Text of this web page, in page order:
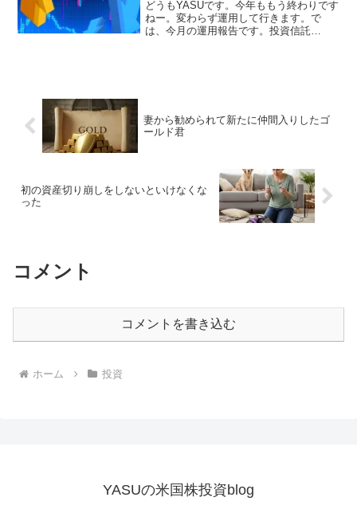
どうもYASUです。今年ももう終わりです
ねー。変わらず運用して行きます。で
は、今月の運用報告です。投資信託
妻から勧められて新たに仲間入りしたゴ
ールド君
初の資産切り崩しをしないといけなくな
った
コメント
コメントを書き込む
ホーム 投資
YASUの米国株投資blog